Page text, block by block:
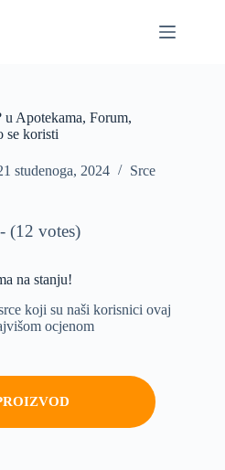
Apotekama, Forum,
se koristi
studenoga, 2024 Srce
(12 votes)
na stanju!
koji su naši korisnici ovaj
ocjenom